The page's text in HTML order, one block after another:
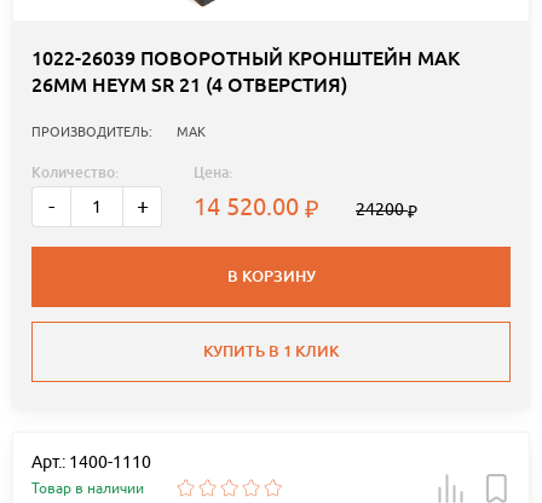
1022-26039 ПОВОРОТНЫЙ КРОНШТЕЙН MAK
26ММ HEYM SR 21 (4 ОТВЕРСТИЯ)
ПРОИЗВОДИТЕЛЬ: MAK
Количество:
- +
Цена:
14 520.00 24200
В КОРЗИНУ
КУПИТЬ В 1 КЛИК
Арт.: 1400-1110
Товар в наличии